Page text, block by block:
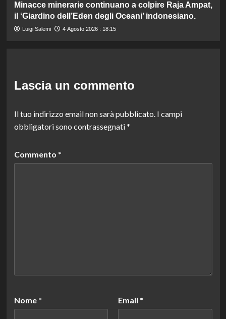
Minacce minerarie continuano a colpire Raja Ampat,
il ‘Giardino dell’Eden degli Oceani’ indonesiano.
Luigi Salemi 4 Agosto 2026 : 18:15
Lascia un commento
Il tuo indirizzo email non sarà pubblicato. I campi
obbligatori sono contrassegnati*
Commento *
Nome * Email *